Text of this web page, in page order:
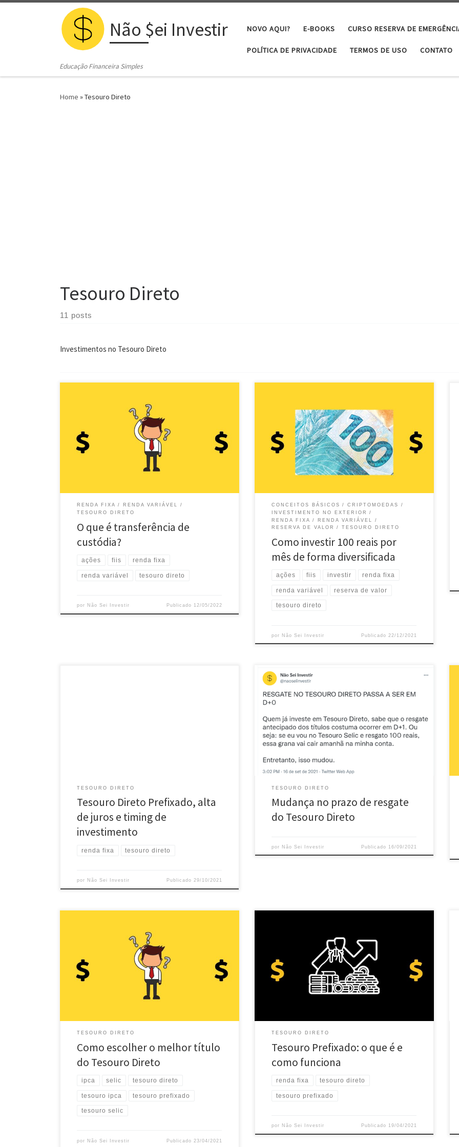
Não $ei Investir
Educação Financeira Simples
NOVO AQUI? E-BOOKS CURSO RESERVA DE
POLÍTICA DE PRIVACIDADE TERMOS DE USO CONTATO
Home »Tesouro Direto
Tesouro Direto
11 posts
Investimentos no Tesouro Direto
Sabia que você pode mudar suas ações de uma
corretora para outra sem custo? Isso graças à
transferência de custódia, da qual falaremos agora.
Transferência de custódia A transferência de custódia
é o processo pelo qual você transfere os seus ativos
de uma corretora para outra. Suponha que você tem
RENDA FIXA
RENDA VARIÁVEL
TESOURO DIRETO
O que é transferência de
custódia?
ações fiis renda fixa
renda variável tesouro direto
por Não Sei Investir Publicado 12/05/2022
diversificada? Esta é uma pergunta simples e que dá
margem a uma série de possibilidades. Faremos aqui
uma mera simulação para dar ideia de como seria
possível investir 100 reais por mês de forma
diversificada, montando uma carteira de
investimentos com diferentes […]
CONCEITOS BÁSICOS
CRIPTOMOEDAS
INVESTIMENTO NO EXTERIOR
RENDA FIXA
RENDA VARIÁVEL
RESERVA DE VALOR
TESOURO DIRETO
Como investir 100 reais por
mês de forma diversificada
ações fiis investir renda fixa
renda variável reserva de valor
tesouro direto
por Não Sei Investir Publicado 22/12/2021
TESOURO DIRETO
Tesouro Direto Prefixado, alta
de juros e timing de
investimento
renda fixa tesouro direto
por Não Sei Investir Publicado 29/10/2021
Artigo rapidinho por aqui pra dizer que tem mudança
no prazo de resgate do Tesouro Direto. As mudanças
entraram em vigor essa semana e podem fazer a
grana chegar mais rápido na nossa mão em caso de
resgate antecipado. Novo prazo de resgate do
Tesouro Direto A regra antiga era […]
TESOURO DIRETO
Mudança no prazo de resgate
do Tesouro Direto
por Não Sei Investir Publicado 16/09/2021
Já falamos aqui sobre os títulos do Tesouro Direto,
ótima opção para você que quer uma boa opção de
investimento na parte mais conservadora da sua
carteira. Entretanto, há vários tipos de títulos e a
dúvida fica no ar: como escolher o melhor título do
Tesouro Direto para os seus […]
TESOURO DIRETO
Como escolher o melhor título
do Tesouro Direto
ipca selic tesouro direto
tesouro ipca tesouro prefixado
tesouro selic
por Não Sei Investir Publicado 23/04/2021
Tesouro Direto está entre os investimentos mais
seguros do País. Você empresta dinheiro para o
Governo, que paga uma remuneração (juros) em
troca disso. O Tesouro Prefixado é uma das
modalidades de investimento no Tesouro Direto, de
modo que vamos falar […]
TESOURO DIRETO
Tesouro Prefixado: o que é e
como funciona
renda fixa tesouro direto
tesouro prefixado
por Não Sei Investir Publicado 19/04/2021